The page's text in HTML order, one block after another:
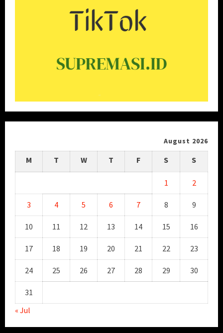
August 2026
M T W T F S S
1 2
3 4 5 6 7 8 9
10 11 12 13 14 15 16
17 18 19 20 21 22 23
24 25 26 27 28 29 30
31
« Jul